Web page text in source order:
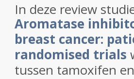
In deze review
Aromatase
breast cancer:
randomised trials
tussen tamoxifen